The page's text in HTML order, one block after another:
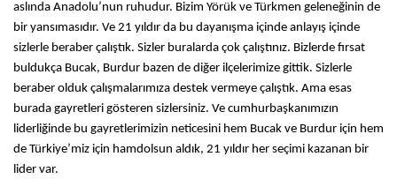
aslında Anadolu’nun ruhudur. Bizim Yörük ve Türkmen geleneğinin de
bir yansımasıdır. Ve 21 yıldır da bu dayanışma içinde anlayış içinde
sizlerle beraber çalıştık. Sizler buralarda çok çalıştınız. Bizlerde fırsat
buldukça Bucak, Burdur bazen de diğer ilçelerimize gittik. Sizlerle
beraber olduk çalışmalarımıza destek vermeye çalıştık. Ama esas
burada gayretleri gösteren sizlersiniz. Ve cumhurbaşkanımızın
liderliğinde bu gayretlerimizin neticesini hem Bucak ve Burdur için hem
de Türkiye’miz için hamdolsun aldık, 21 yıldır her seçimi kazanan bir
lider var.